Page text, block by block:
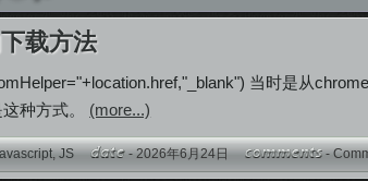
载方法
当时是从
种方式。 (more...)
,JS - 2026年6月24日 -